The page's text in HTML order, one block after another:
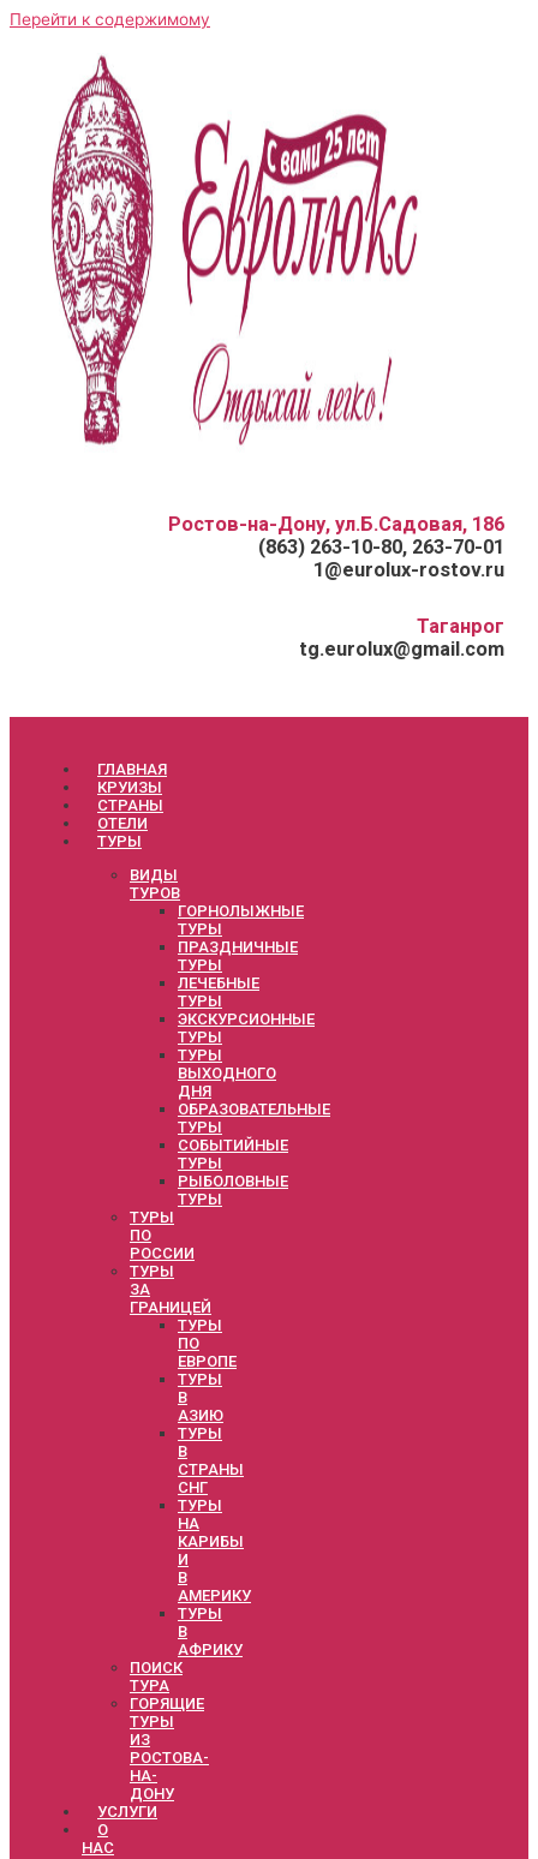
Перейти к содержимому
Ростов-на-Дону, ул.Б.Садовая, 186
(863) 263-10-80, 263-70-01
1@eurolux-rostov.ru
Таганрог
tg.eurolux@gmail.com
ГЛАВНАЯ
КРУИЗЫ
СТРАНЫ
ОТЕЛИ
ТУРЫ
ВИДЫ
ТУРОВ
ГОРНОЛЫЖНЫЕ
ТУРЫ
ПРАЗДНИЧНЫЕ
ТУРЫ
ЛЕЧЕБНЫЕ
ТУРЫ
ЭКСКУРСИОННЫЕ
ТУРЫ
ТУРЫ
ВЫХОДНОГО
ДНЯ
ОБРАЗОВАТЕЛЬНЫЕ
ТУРЫ
СОБЫТИЙНЫЕ
ТУРЫ
РЫБОЛОВНЫЕ
ТУРЫ
ТУРЫ
ПО
РОССИИ
ТУРЫ
ЗА
ГРАНИЦЕЙ
ТУРЫ
ПО
ЕВРОПЕ
ТУРЫ
В
АЗИЮ
ТУРЫ
В
СТРАНЫ
СНГ
ТУРЫ
НА
КАРИБЫ
И
В
АМЕРИКУ
ТУРЫ
В
АФРИКУ
ПОИСК
ТУРА
ГОРЯЩИЕ
ТУРЫ
ИЗ
РОСТОВА-
НА-
ДОНУ
УСЛУГИ
О
НАС